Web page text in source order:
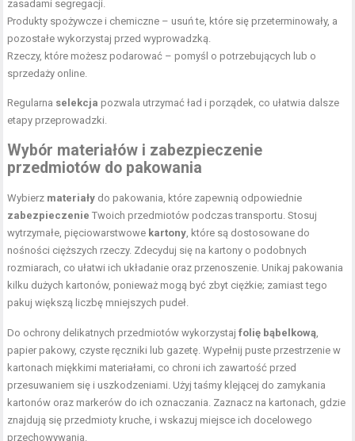
zasadami segregacji.
Produkty spożywcze i chemiczne – usuń te, które się przeterminowały, a
pozostałe wykorzystaj przed wyprowadzką.
Rzeczy, które możesz podarować – pomyśl o potrzebujących lub o
sprzedaży online.
Regularna selekcja pozwala utrzymać ład i porządek, co ułatwia dalsze
etapy przeprowadzki.
Wybór materiałów i zabezpieczenie
przedmiotów do pakowania
Wybierz materiały do pakowania, które zapewnią odpowiednie
zabezpieczenie Twoich przedmiotów podczas transportu. Stosuj
wytrzymałe, pięciowarstwowe kartony, które są dostosowane do
nośności cięższych rzeczy. Zdecyduj się na kartony o podobnych
rozmiarach, co ułatwi ich układanie oraz przenoszenie. Unikaj pakowania
kilku dużych kartonów, ponieważ mogą być zbyt ciężkie; zamiast tego
pakuj większą liczbę mniejszych pudeł.
Do ochrony delikatnych przedmiotów wykorzystajfolię bąbelkową,
papier pakowy, czyste ręczniki lub gazetę. Wypełnij puste przestrzenie w
kartonach miękkimi materiałami, co chroni ich zawartość przed
przesuwaniem się i uszkodzeniami. Użyj taśmy klejącej do zamykania
kartonów oraz markerów do ich oznaczania. Zaznacz na kartonach, gdzie
znajdują się przedmioty kruche, i wskazuj miejsce ich docelowego
przechowywania.